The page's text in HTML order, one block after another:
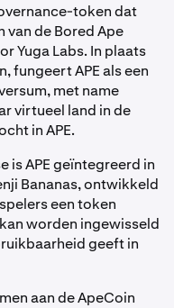
token dat
van de Bored Ape
Yuga Labs. In plaats
fungeert APE als een
met name
virtueel land in de
in APE.
is APE geïntegreerd in
Bananas, ontwikkeld
een token
worden ingewisseld
geeft in
aan de ApeCoin